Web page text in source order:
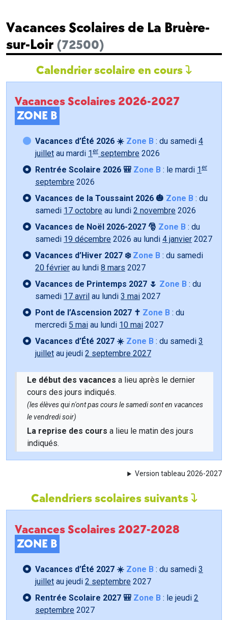
Vacances Scolaires de La Bruère-
sur-Loir (72500)
Calendrier scolaire en cours
Vacances Scolaires 2026-2027
ZONE B
Vacances d’Été 2026 ☀️ Zone B : du samedi 4
juillet au mardi 1 er septembre 2026
Rentrée Scolaire 2026 🎒 Zone B : le mardi 1 er
septembre 2026
Vacances de la Toussaint 2026 🎃 Zone B : du
samedi 17 octobre au lundi 2 novembre 2026
Vacances de Noël 2026-2027 🎅 Zone B : du
samedi 19 décembre 2026 au lundi 4 janvier 2027
Vacances d’Hiver 2027 ❄️ Zone B : du samedi
20 février au lundi 8 mars 2027
Vacances de Printemps 2027 🌷 Zone B : du
samedi 17 avril au lundi 3 mai 2027
Pont de l’Ascension 2027 ✝️ Zone B : du
mercredi 5 mai au lundi 10 mai 2027
Vacances d’Été 2027 ☀️ Zone B : du samedi 3
juillet au jeudi 2 septembre 2027
Le début des vacances a lieu après le dernier
cours des jours indiqués.
(les élèves qui n'ont pas cours le samedi sont en vacances
le vendredi soir)
La reprise des cours a lieu le matin des jours
indiqués.
Version tableau 2026-2027
Calendriers scolaires suivants
Vacances Scolaires 2027-2028
ZONE B
Vacances d’Été 2027 ☀️ Zone B : du samedi 3
juillet au jeudi 2 septembre 2027
Rentrée Scolaire 2027 🎒 Zone B : le jeudi 2
septembre 2027